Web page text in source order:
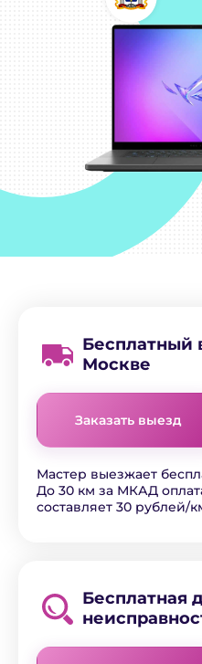
Бесплатный
Москве
Заказать выезд
Мастер выезжает
До 30 км за МКАД
составляет 30 рублей/
Бесплатная